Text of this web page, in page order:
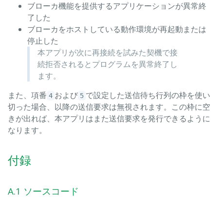
ブローカ機能を提供するアプリケーションが異常終
了した
ブローカをホストしている動作環境が再起動または
停止した
本アプリが次に再接続を試みた契機で接
続拒否されるとプログラムを異常終了し
ます。
また、項番 4 および 5 で設定した送信待ち行列の枠を使い
切った場合、以降の送信要求は無視されます。この枠に空
きが出れば、本アプリはまた送信要求を発行できるように
なります。
付録
A.1 ソースコード